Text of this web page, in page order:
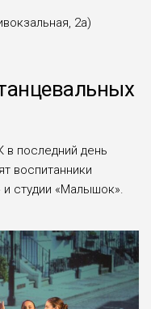
2а)
в последний день
воспитанники
и студии «Малышок».